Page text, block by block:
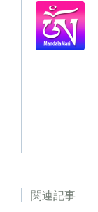
関連記事